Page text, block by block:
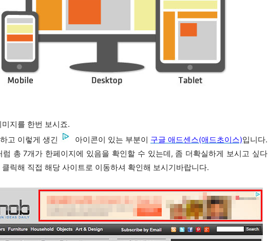
지를 한번 보시죠.
고 이렇게 생긴
아이콘이 있는 부분이 구글 애드센스(애드초이스)입니다.
럼 총 7개가 한페이지에 있음을 확인할 수 있는데, 좀 더확실하게 보시고 싶다
클릭해 직접 해당 사이트로 이동하셔 확인해 보시기바랍니다.